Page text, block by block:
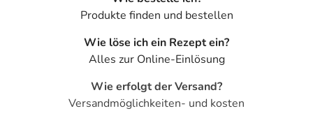
- Persönlichkeitsveränderungen
- Aggressives Verhalten
- Sonderbare (paradoxe) Reaktionen, wie:
- Krampfanfälle
- Sehstörungen, wie:
Produkte finden und bestellen
Wie löse ich ein Rezept ein?
Alles zur Online-Einlösung
Wie erfolgt der Versand?
Versandmöglichkeiten- und kosten